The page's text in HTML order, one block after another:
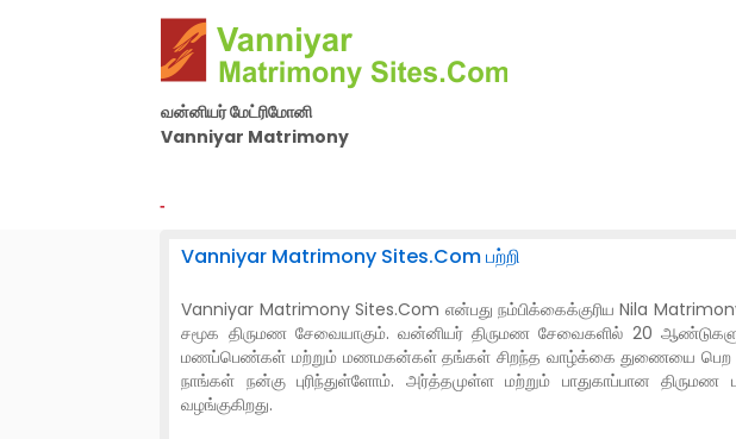
வன்னியர் மேட்ரிமோனி
Vanniyar Matrimony
-
Vanniyar Matrimony Sites.Com பற்றி
Vanniyar Matrimony Sites.Com என்பது நம்பிக்கைக்குரிய Nila
சமூக திருமண சேவையாகும். வன்னியர் திருமண சேவைகளில் 20
மணப்பெண்கள் மற்றும் மணமகன்கள் தங்கள் சிறந்த வாழ்க்கை துணையை பெற உதவி
நாங்கள் நன்கு புரிந்துள்ளோம். அர்த்தமுள்ள மற்றும் பாதுகாப்பான
வழங்குகிறது.